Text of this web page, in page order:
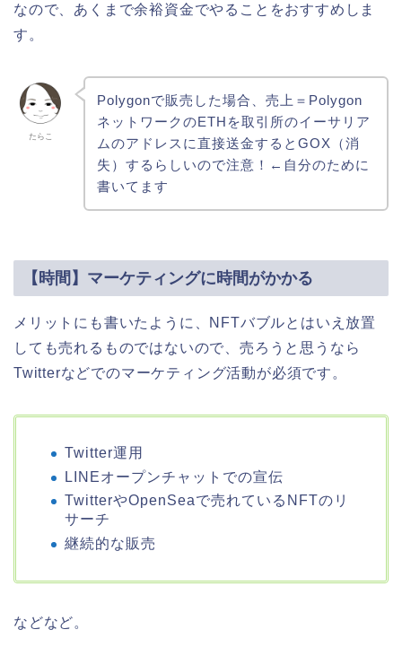
なので、あくまで余裕資金でやることをおすすめしま
す。
たらこ
Polygonで販売した場合、売上＝Polygon
ネットワークのETHを取引所のイーサリア
ムのアドレスに直接送金するとGOX（消
失）するらしいので注意！←自分のために
書いてます
【時間】マーケティングに時間がかかる
メリットにも書いたように、NFTバブルとはいえ放置
しても売れるものではないので、売ろうと思うなら
Twitterなどでのマーケティング活動が必須です。
Twitter運用
LINEオープンチャットでの宣伝
TwitterやOpenSeaで売れているNFTのリ
サーチ
継続的な販売
などなど。